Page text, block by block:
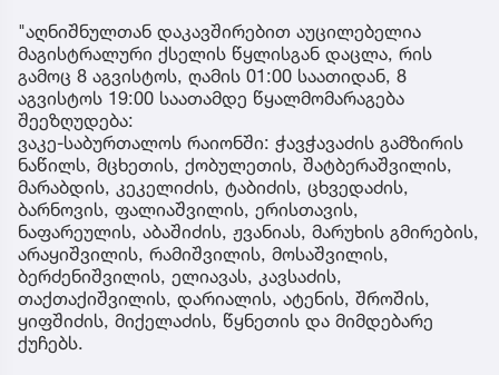
"აღნიშნულთან დაკავშირებით აუცილებელია
მაგისტრალური ქსელის წყლისგან დაცლა, რის
გამოც 8 აგვისტოს, ღამის 01:00 საათიდან, 8
აგვისტოს 19:00 საათამდე წყალმომარაგება
შეეზღუდება:
ვაკე-საბურთალოს რაიონში: ჭავჭავაძის გამზირის
ნაწილს, მცხეთის, ქობულეთის, შატბერაშვილის,
მარაბდის, კეკელიძის, ტაბიძის, ცხვედაძის,
ბარნოვის, ფალიაშვილის, ერისთავის,
ნაფარეულის, აბაშიძის, ჟვანიას, მარუხის გმირების,
არაყიშვილის, რამიშვილის, მოსაშვილის,
ბერძენიშვილის, ელიავას, კავსაძის,
თაქთაქიშვილის, დარიალის, ატენის, შროშის,
ყიფშიძის, მიქელაძის, წყნეთის და მიმდებარე
ქუჩებს.